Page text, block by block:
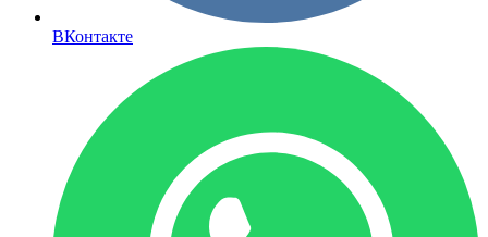
ВКонтакте